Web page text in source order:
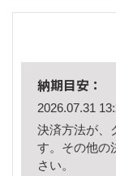
納期目安：
2026.07.31
決済方法が、
す。その他の
さい。